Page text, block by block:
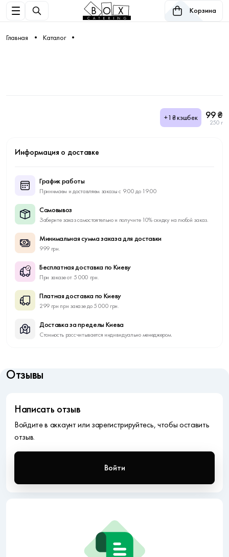
Корзина
Главная Каталог
+1₴ кэшбек 99 ₴
250 г
Информация о доставке
График работы
Принимаем и доставляем заказы с 9:00 до 19:00
Самовывоз
Заберите заказ самостоятельно и получите 10% скидку на любой заказ.
Минимальная сумма заказа для доставки
999 грн.
Бесплатная доставка по Киеву
При заказе от 5 000 грн.
Платная доставка по Киеву
299 грн при заказе до 5 000 грн.
Доставка за пределы Киева
Стоимость рассчитывается индивидуально менеджером.
Отзывы
Написать отзыв
Войдите в аккаунт или зарегистрируйтесь, чтобы оставить
отзыв.
Войти